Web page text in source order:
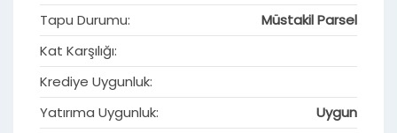
Tapu Durumu:
Müstakil Parsel
Kat Karşılığı:
Krediye Uygunluk:
Yatırıma Uygunluk:
Uygun